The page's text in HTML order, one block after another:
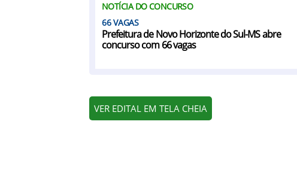
NOTÍCIA DO CONCURSO
66
Prefeitura de Novo Horizonte do Sul-MS abre
concurso com 66 vagas
VER EDITAL EM TELA CHEIA